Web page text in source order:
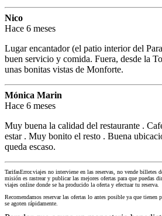
Nico
Hace 6 meses
Lugar encantador (el patio interior del
buen servicio y comida. Fuera, desde la
unas bonitas vistas de Monforte.
Mónica Marin
Hace 6 meses
Muy buena la calidad del restaurante .
estar . Muy bonito el resto . Buena
queda escaso.
TarifasError.viajes no interviene en las reservas, no vende billetes
misión es rastrear y publicar las mejores ofertas para que puedas
viajes online donde se ha producido la oferta y efectuar tu reserva.
Recomendamos reservar las ofertas lo antes posible ya que tienen
se agoten rápidamente.